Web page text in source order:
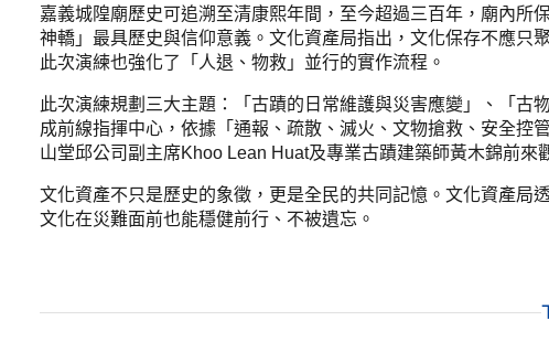
嘉義城隍廟歷史可追溯至清康熙年間，至今超過三百年，廟內所
神轎」最具歷史與信仰意義。文化資產局指出，文化保存不應只
此次演練也強化了「人退、物救」並行的實作流程。
此次演練規劃三大主題：「古蹟的日常維護與災害應變」、「古
成前線指揮中心，依據「通報、疏散、滅火、文物搶救、安全
山堂邱公司副主席Khoo Lean Huat及專業古蹟建築師黃木錦前來
文化資產不只是歷史的象徵，更是全民的共同記憶。文化資產局
文化在災難面前也能穩健前行、不被遺忘。